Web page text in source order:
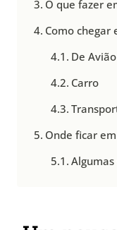
O que fazer
Como chegar
De Avião
Carro
Onde ficar